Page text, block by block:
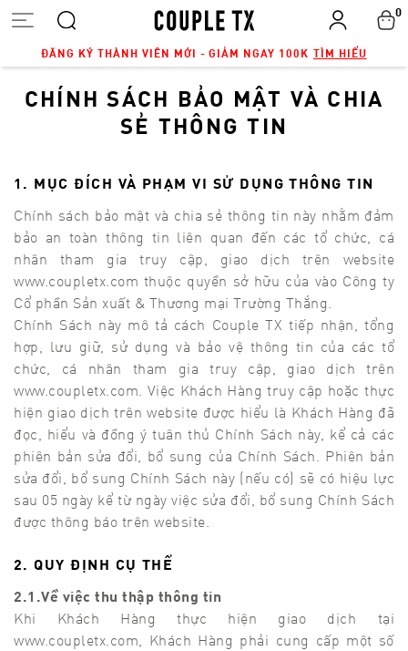
ĐĂNG KÝ THÀNH VIÊN MỚI - GIẢM NGAY 100K TÌM HIỂU
0
CHÍNH SÁCH BẢO MẬT VÀ CHIA
SẺ THÔNG TIN
1. MỤC ĐÍCH VÀ PHẠM VI SỬ DỤNG THÔNG TIN
Chính sách bảo mật và chia sẻ thông tin này nhằm đảm
bảo an toàn thông tin liên quan đến các tổ chức, cá
nhân tham gia truy cập, giao dịch trên website
www.coupletx.com thuộc quyền sở hữu của vào Công ty
Cổ phần Sản xuất & Thương mại Trường Thắng.
Chính Sách này mô tả cách Couple TX tiếp nhận, tổng
hợp, lưu giữ, sử dụng và bảo vệ thông tin của các tổ
chức, cá nhân tham gia truy cập, giao dịch trên
www.coupletx.com. Việc Khách Hàng truy cập hoặc thực
hiện giao dịch trên website được hiểu là Khách Hàng đã
đọc, hiểu và đồng ý tuân thủ Chính Sách này, kể cả các
phiên bản sửa đổi, bổ sung của Chính Sách. Phiên bản
sửa đổi, bổ sung Chính Sách này (nếu có) sẽ có hiệu lực
sau 05 ngày kể từ ngày việc sửa đổi, bổ sung Chính Sách
được thông báo trên website.
2. QUY ĐỊNH CỤ THỂ
2.1.Về việc thu thập thông tin
Khi Khách Hàng thực hiện giao dịch tại
www.coupletx.com, Khách Hàng phải cung cấp một số